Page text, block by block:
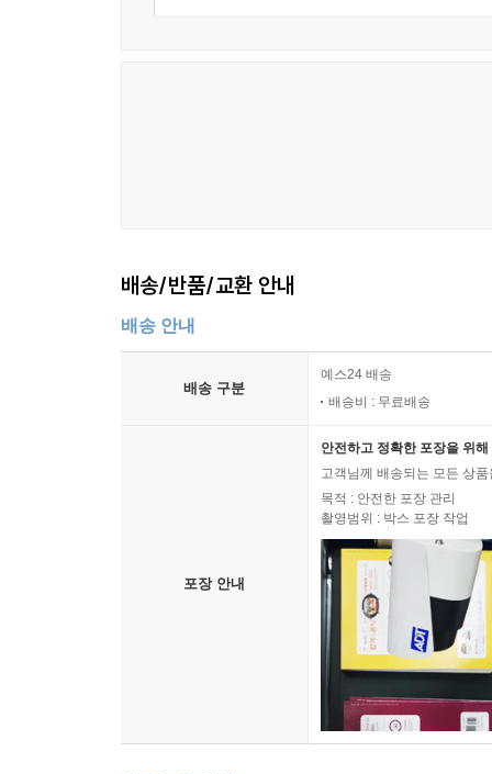
배송/반품/교환 안내
배송 안내
배송 구분
예스24 배송
배송비 : 무료배송
포장 안내
안전하고 정확한 포장을 위
고객님께 배송되는 모든 상
목적 : 안전한 포장 관리
촬영범위 : 박스 포장 작업